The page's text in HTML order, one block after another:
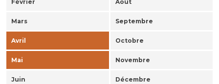
Février Août
Mars Septembre
Avril Octobre
Mai Novembre
Juin Décembre